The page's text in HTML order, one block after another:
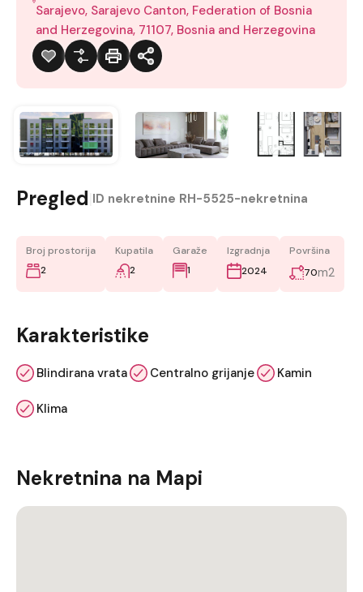
Sarajevo, Sarajevo Canton, Federation of Bosnia
and Herzegovina, 71107, Bosnia and Herzegovina
Pregled ID nekretnine RH-5525-nekretnina
Broj prostorija
2
Kupatila
2
Garaže
1
Izgradnja
2024
Površina
70m2
Karakteristike
Blindirana vrata Centralno grijanje Kamin
Klima
Nekretnina na Mapi